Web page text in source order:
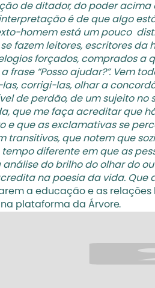
de ditador, do poder
é de que algo
homem está um pouco
fazem leitores, escritores
forçados, comprados
frase “Posso ajudar?”. Vem
corrigi-las, olhar a
de perdão, de um sujeito no
que me faça acreditar que
e que as exclamativas se
transitivos, que notem que
diferente em que as
do brilho do olhar do
na poesia da vida. Que
a educação e as
plataforma da Árvore.